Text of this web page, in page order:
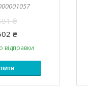
₴
₴
відправки